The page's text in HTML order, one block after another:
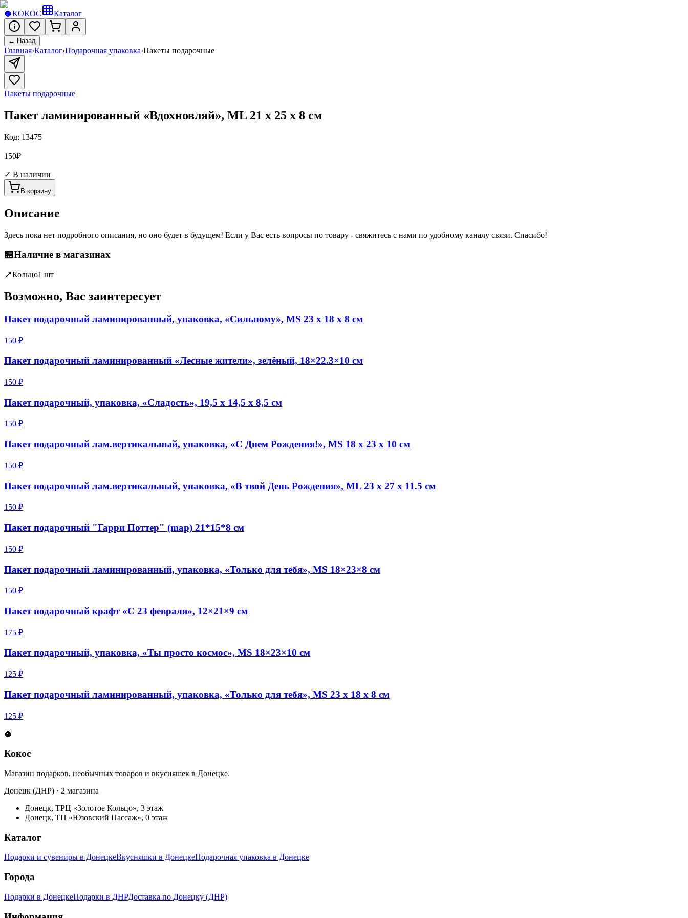
🥥КОКОС Каталог
← Назад
Главная›Каталог›Подарочная упаковка›Пакеты подарочные
Пакеты подарочные
Пакет ламинированный «Вдохновляй», ML 21 х 25 х 8 см
Код: 13475
150₽
✓ В наличии
В корзину
Описание
Здесь пока нет подробного описания, но оно будет в будущем! Если у Вас есть вопросы по товару - свяжитесь с нами по удобному каналу связи. Спасибо!
🏪Наличие в магазинах
📍Кольцо1 шт
Возможно, Вас заинтересует
Пакет подарочный ламинированный, упаковка, «Сильному», MS 23 х 18 х 8 см
150 ₽
Пакет подарочный ламинированный «Лесные жители», зелёный, 18×22.3×10 см
150 ₽
Пакет подарочный, упаковка, «Сладость», 19,5 х 14,5 х 8,5 см
150 ₽
Пакет подарочный лам.вертикальный, упаковка, «С Днем Рождения!», MS 18 х 23 х 10 см
150 ₽
Пакет подарочный лам.вертикальный, упаковка, «В твой День Рождения», ML 23 х 27 х 11.5 см
150 ₽
Пакет подарочный "Гарри Поттер" (map) 21*15*8 см
150 ₽
Пакет подарочный ламинированный, упаковка, «Только для тебя», MS 18×23×8 см
150 ₽
Пакет подарочный крафт «С 23 февраля», 12×21×9 см
175 ₽
Пакет подарочный, упаковка, «Ты просто космос», MS 18×23×10 см
125 ₽
Пакет подарочный ламинированный, упаковка, «Только для тебя», MS 23 х 18 х 8 см
125 ₽
🥥
Кокос
Магазин подарков, необычных товаров и вкусняшек в Донецке.
Донецк (ДНР) · 2 магазина
Донецк, ТРЦ «Золотое Кольцо», 3 этаж
Донецк, ТЦ «Юзовский Пассаж», 0 этаж
Каталог
Подарки и сувениры в ДонецкеВкусняшки в ДонецкеПодарочная упаковка в Донецке
Города
Подарки в ДонецкеПодарки в ДНРДоставка по Донецку (ДНР)